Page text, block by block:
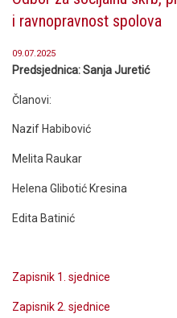
i ravnopravnost spolova
09.07.2025
Predsjednica: Sanja Juretić
Članovi:
Nazif Habibović
Melita Raukar
Helena Glibotić Kresina
Edita Batinić
Zapisnik 1. sjednice
Zapisnik 2. sjednice